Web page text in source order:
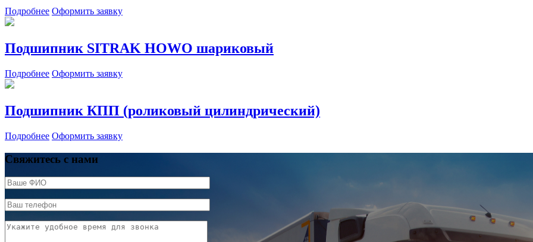
Подробнее Оформить заявку
Подшипник SITRAK HOWO шариковый
Подробнее Оформить заявку
Подшипник КПП (роликовый цилиндрический)
Подробнее Оформить заявку
Свяжитесь с нами